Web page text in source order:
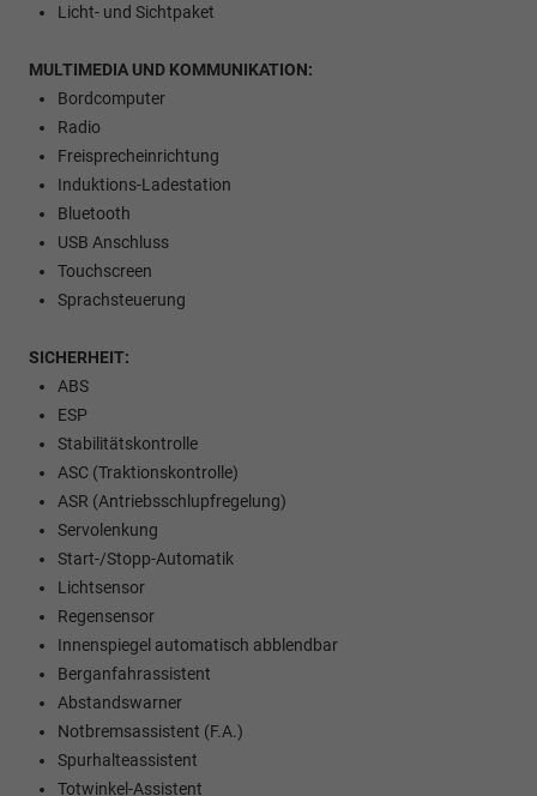
Licht- und Sichtpaket
MULTIMEDIA UND KOMMUNIKATION:
Bordcomputer
Radio
Freisprecheinrichtung
Induktions-Ladestation
Bluetooth
USB Anschluss
Touchscreen
Sprachsteuerung
SICHERHEIT:
ABS
ESP
Stabilitätskontrolle
ASC (Traktionskontrolle)
ASR (Antriebsschlupfregelung)
Servolenkung
Start-/Stopp-Automatik
Lichtsensor
Regensensor
Innenspiegel automatisch abblendbar
Berganfahrassistent
Abstandswarner
Notbremsassistent (F.A.)
Spurhalteassistent
Totwinkel-Assistent